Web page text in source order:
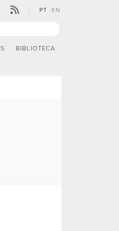
PT EN
BIBLIOTECA